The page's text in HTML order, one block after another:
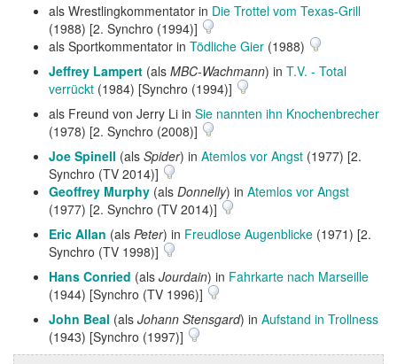
als Wrestlingkommentator in Die Trottel vom Texas-Grill
(1988) [2. Synchro (1994)]
als Sportkommentator in Tödliche Gier (1988)
Jeffrey Lampert (als MBC-Wachmann) in T.V. - Total
verrückt (1984) [Synchro (1994)]
als Freund von Jerry Li in Sie nannten ihn Knochenbrecher
(1978) [2. Synchro (2008)]
Joe Spinell (als Spider) in Atemlos vor Angst (1977) [2.
Synchro (TV 2014)]
Geoffrey Murphy (als Donnelly) in Atemlos vor Angst
(1977) [2. Synchro (TV 2014)]
Eric Allan (als Peter) in Freudlose Augenblicke (1971) [2.
Synchro (TV 1998)]
Hans Conried (als Jourdain) in Fahrkarte nach Marseille
(1944) [Synchro (TV 1996)]
John Beal (als Johann Stensgard) in Aufstand in Trollness
(1943) [Synchro (1997)]